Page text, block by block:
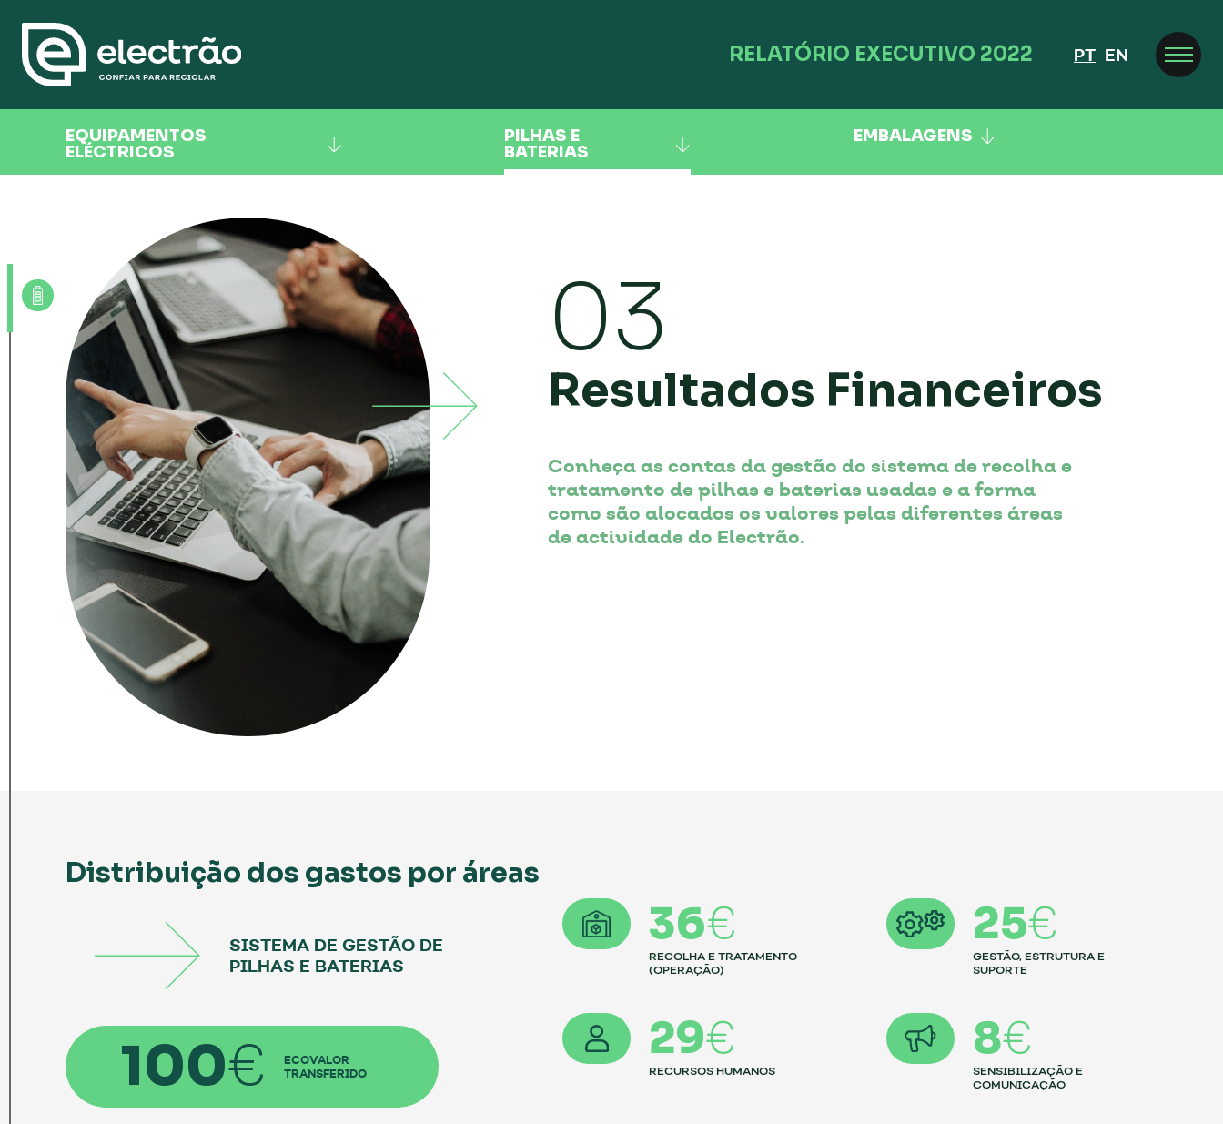
RELATÓRIO EXECUTIVO 2022 PT EN
EQUIPAMENTOS
ELÉCTRICOS
PILHAS E
BATERIAS
EMBALAGENS
03
Resultados Financeiros
Conheça as contas da gestão do sistema de recolha e
tratamento de pilhas e baterias usadas e a forma
como são alocados os valores pelas diferentes áreas
de actividade do Electrão.
Distribuição dos gastos por áreas
SISTEMA DE GESTÃO DE
PILHAS E BATERIAS
100€
ECOVALOR
TRANSFERIDO
36€
RECOLHA E TRATAMENTO
(OPERAÇÃO)
25€
GESTÃO, ESTRUTURA E
SUPORTE
29€
RECURSOS HUMANOS
8€
SENSIBILIZAÇÃO E
COMUNICAÇÃO